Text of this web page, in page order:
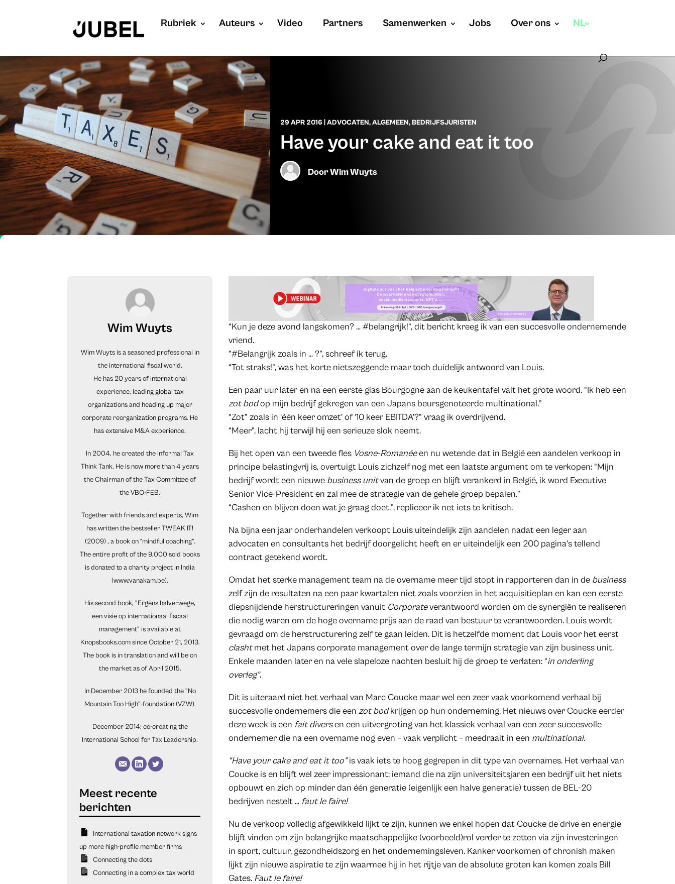
Rubriek Auteurs Video Partners Samenwerken Jobs Over ons NL
29 APR 2016 ADVOCATEN,ALGEMEEN,BEDRIJFSJURISTEN
Have your cake and eat it too
DoorWim Wuyts
Wim Wuyts
Wim Wuyts is a seasoned professional in
the international fiscal world.
He has 20 years of international
experience, leading global tax
organizations and heading up major
corporate reorganization programs. He
has extensive M&A experience.
In 2004, he created the informal Tax
Think Tank. He is now more than 4 years
the Chairman of the Tax Committee of
the VBO-FEB.
Together with friends and experts, Wim
has written the bestseller TWEAK IT!
(2009) , a book on “mindful coaching”.
The entire profit of the 9,000 sold books
is donated to a charity project in India
(www.vanakam.be).
His second book, "Ergens halverwege,
een visie op internationaal fiscaal
management" is available at
Knopsbooks.com since October 21, 2013.
The book is in translation and will be on
the market as of April 2015.
In December 2013 he founded the "No
Mountain Too High"-foundation (VZW).
December 2014: co-creating the
International School for Tax Leadership.
International taxation network signs
up more high-profile member firms
Connecting the dots
Connecting in a complex tax world
“Kun je deze avond langskomen? … #belangrijk!”, dit bericht kreeg ik van een succesvolle ondernemende
vriend.
“#Belangrijk zoals in … ?”, schreef ik terug.
“Tot straks!”, was het korte nietszeggende maar toch duidelijk antwoord van Louis.
Een paar uur later en na een eerste glas Bourgogne aan de keukentafel valt het grote woord. “Ik heb een
zot bodop mijn bedrijf gekregen van een Japans beursgenoteerde multinational.”
“Zot” zoals in ‘één keer omzet’ of ‘10 keer EBITDA’?” vraag ik overdrijvend.
“Meer”, lacht hij terwijl hij een serieuze slok neemt.
Bij het open van een tweede fles Vosne-Romanéeen nu wetende dat in België een aandelen verkoop in
principe belastingvrij is, overtuigt Louis zichzelf nog met een laatste argument om te verkopen: “Mijn
bedrijf wordt een nieuwe business unitvan de groep en blijft verankerd in België, ik word Executive
Senior Vice-President en zal mee de strategie van de gehele groep bepalen.”
“Cashen en blijven doen wat je graag doet.”, repliceer ik net iets te kritisch.
Na bijna een jaar onderhandelen verkoopt Louis uiteindelijk zijn aandelen nadat een leger aan
advocaten en consultants het bedrijf doorgelicht heeft en er uiteindelijk een 200 pagina’s tellend
contract getekend wordt.
Omdat het sterke management team na de overname meer tijd stopt in rapporteren dan in de business
zelf zijn de resultaten na een paar kwartalen niet zoals voorzien in het acquisitieplan en kan een eerste
diepsnijdende herstructureringen vanuit Corporateverantwoord worden om de synergiën te realiseren
die nodig waren om de hoge overname prijs aan de raad van bestuur te verantwoorden. Louis wordt
gevraagd om de herstructurering zelf te gaan leiden. Dit is hetzelfde moment dat Louis voor het eerst
clashtmet het Japans corporate management over de lange termijn strategie van zijn business unit.
Enkele maanden later en na vele slapeloze nachten besluit hij de groep te verlaten: “in onderling
overleg”.
Dit is uiteraard niet het verhaal van Marc Coucke maar wel een zeer vaak voorkomend verhaal bij
succesvolle ondernemers die een zot bodkrijgen op hun onderneming. Het nieuws over Coucke eerder
deze week is een fait diversen een uitvergroting van het klassiek verhaal van een zeer succesvolle
ondernemer die na een overname nog even – vaak verplicht – meedraait in een multinational.
“Have your cake and eat it too”is vaak iets te hoog gegrepen in dit type van overnames. Het verhaal van
Coucke is en blijft wel zeer impressionant: iemand die na zijn universiteitsjaren een bedrijf uit het niets
opbouwt en zich op minder dan één generatie (eigenlijk een halve generatie) tussen de BEL-20
bedrijven nestelt … faut le faire!
Nu de verkoop volledig afgewikkeld lijkt te zijn, kunnen we enkel hopen dat Coucke de drive en energie
blijft vinden om zijn belangrijke maatschappelijke (voorbeeld)rol verder te zetten via zijn investeringen
in sport, cultuur, gezondheidszorg en het ondernemingsleven. Kanker voorkomen of chronish maken
lijkt zijn nieuwe aspiratie te zijn waarmee hij in het rijtje van de absolute groten kan komen zoals Bill
Gates. Faut le faire!